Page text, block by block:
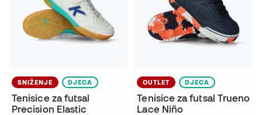
SNIŽENJE DJECA
Tenisice za futsal
Precision Elastic
OUTLET DJECA
Tenisice za futsal Trueno
Lace Niño